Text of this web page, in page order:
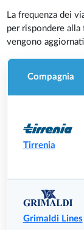
La frequenza dei
per rispondere
vengono
Compagnia
Tirrenia
Grimaldi Lines